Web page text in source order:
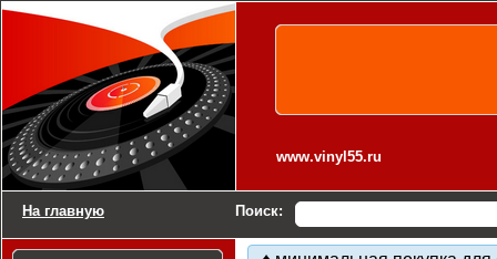
www.vinyl55.ru
На главную Поиск: